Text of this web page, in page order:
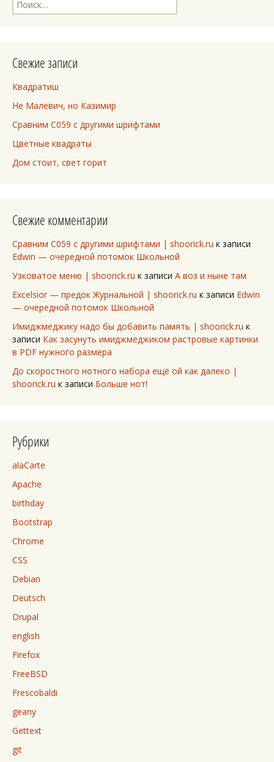
Свежие записи
Квадратиш
Не Малевич, но Казимир
Сравним C059 с другими шрифтами
Цветные квадраты
Дом стоит, свет горит
Свежие комментарии
Сравним C059 с другими шрифтами | shoorick.ru к записи
Edwin — очередной потомок Школьной
Узковатое меню | shoorick.ru к записи А воз и ныне там
Excelsior — предок Журнальной | shoorick.ru к записи Edwin
— очередной потомок Школьной
Имиджмеджику надо бы добавить память | shoorick.ru к
записи Как засунуть имиджмеджиком растровые картинки
в PDF нужного размера
До скоростного нотного набора ещё ой как далеко |
shoorick.ru к записи Больше нот!
Рубрики
alaCarte
Apache
birthday
Bootstrap
Chrome
CSS
Debian
Deutsch
Drupal
english
Firefox
FreeBSD
Frescobaldi
geany
Gettext
git